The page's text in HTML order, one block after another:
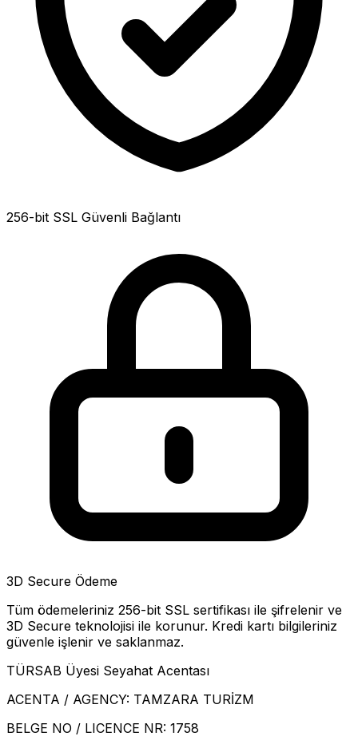
256-bit SSL Güvenli Bağlantı
3D Secure Ödeme
Tüm ödemeleriniz 256-bit SSL sertifikası ile şifrelenir ve
3D Secure teknolojisi ile korunur. Kredi kartı bilgileriniz
güvenle işlenir ve saklanmaz.
TÜRSAB Üyesi Seyahat Acentası
ACENTA / AGENCY: TAMZARA TURİZM
BELGE NO / LICENCE NR: 1758